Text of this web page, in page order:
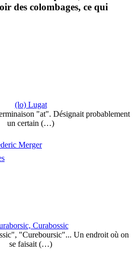
des colombages, ce qui
(lo) Lugat
"at". Désignait probablement
un certain (…)
Merger
Curabossic
"Cureboursic"... Un endroit où on
se faisait (…)